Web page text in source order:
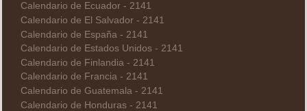
Calendario de Ecuador - 2141
Calendario de El Salvador - 2141
Calendario de España - 2141
Calendario de Estados Unidos - 2141
Calendario de Finlandia - 2141
Calendario de Francia - 2141
Calendario de Guatemala - 2141
Calendario de Honduras - 2141